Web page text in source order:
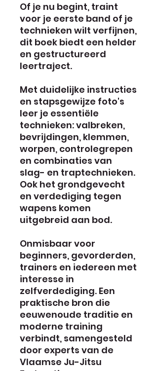
Of je nu begint, traint
voor je eerste band of je
technieken wilt verfijnen,
dit boek biedt een helder
en gestructureerd
leertraject.
Met duidelijke instructies
en stapsgewijze foto's
leer je essentiële
technieken: valbreken,
bevrijdingen, klemmen,
worpen, controlegrepen
en combinaties van
slag- en traptechnieken.
Ook het grondgevecht
en verdediging tegen
wapens komen
uitgebreid aan bod.
Onmisbaar voor
beginners, gevorderden,
trainers en iedereen met
interesse in
zelfverdediging. Een
praktische bron die
eeuwenoude traditie en
moderne training
verbindt, samengesteld
door experts van de
Vlaamse Ju-Jitsu